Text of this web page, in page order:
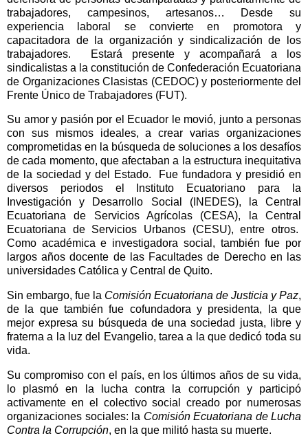
trabajadores, campesinos, artesanos… Desde su
experiencia laboral se convierte en promotora y
capacitadora de la organización y sindicalización de los
trabajadores.
Estará presente y acompañará a los
sindicalistas a la constitución de Confederación Ecuatoriana
de Organizaciones Clasistas (CEDOC) y posteriormente del
Frente Único de Trabajadores (FUT).
Su amor y pasión por el Ecuador le movió, junto a personas
con sus mismos ideales, a crear varias organizaciones
comprometidas en la búsqueda de soluciones a los desafíos
de cada momento, que afectaban a la estructura inequitativa
de la sociedad y del Estado.
Fue fundadora y presidió en
diversos periodos el Instituto Ecuatoriano para la
Investigación y Desarrollo Social (INEDES), la Central
Ecuatoriana de Servicios Agrícolas (CESA), la Central
Ecuatoriana de Servicios Urbanos (CESU), entre otros.
Como académica e investigadora social, también fue por
largos años docente de las Facultades de Derecho en las
universidades Católica y Central de Quito.
Sin embargo, fue la Comisión Ecuatoriana de Justicia y Paz,
de la que también fue cofundadora y presidenta, la que
mejor expresa su búsqueda de una sociedad justa, libre y
fraterna a la luz del Evangelio, tarea a la que dedicó toda su
vida.
Su compromiso con el país, en los últimos años de su vida,
lo plasmó en la lucha contra la corrupción y participó
activamente en el colectivo social creado por numerosas
organizaciones sociales: la Comisión Ecuatoriana de Lucha
Contra la Corrupción, en la que militó hasta su muerte.